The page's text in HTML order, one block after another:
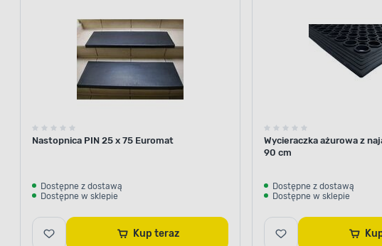
Nastopnica PIN 25 x 75 Euromat
Dostępne z dostawą
Dostępne w sklepie
Kup teraz
Wycieraczka ażurowa z
90 cm
Dostępne z dostawą
Dostępne w sklepie